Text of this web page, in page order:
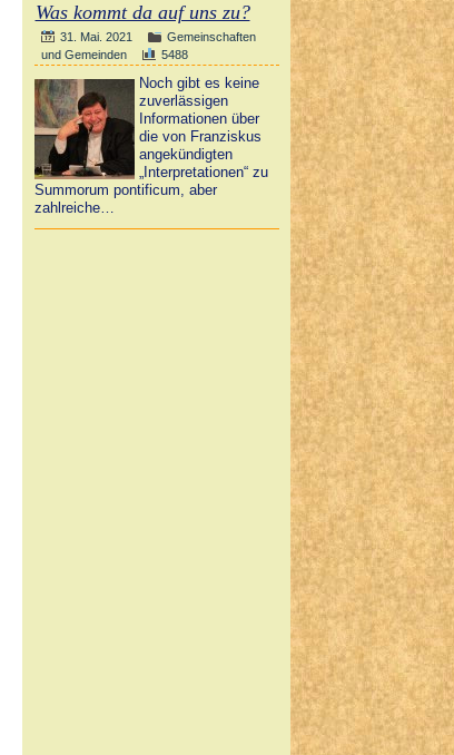
Was kommt da auf uns zu?
31. Mai. 2021
Gemeinschaften
und Gemeinden
5488
Noch gibt es keine
zuverlässigen
Informationen über
die von Franziskus
angekündigten
„Interpretationen“ zu
Summorum pontificum, aber
zahlreiche…